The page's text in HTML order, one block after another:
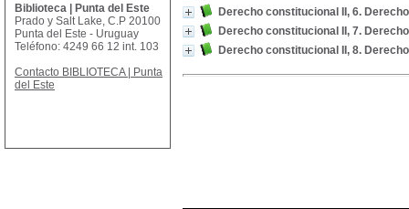
Derecho constitucional II, 6.
Derecho constitucional II, 7.
Derecho constitucional II, 8.
Biblioteca | Punta del Este
Prado y Salt Lake, C.P 20100
Punta del Este - Uruguay
Teléfono: 4249 66 12 int. 103
Contacto BIBLIOTECA | Punta
del Este